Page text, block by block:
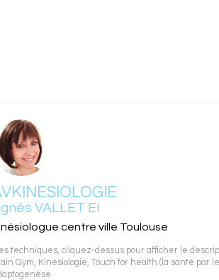
VALLET EI
centre ville Toulouse
techniques, cliquez-dessus pour afficher le
Gym, Kinésiologie,Touch for health (la santé par